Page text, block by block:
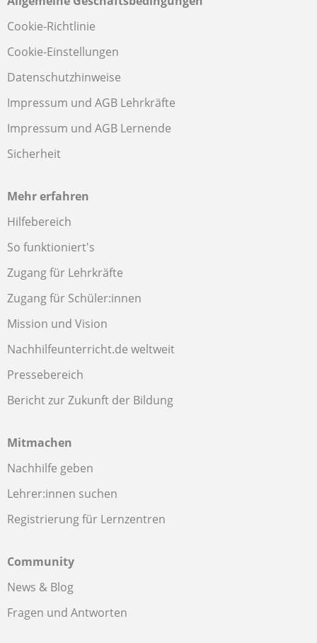
Cookie-Richtlinie
Cookie-Einstellungen
Datenschutzhinweise
Impressum und AGB Lehrkräfte
Impressum und AGB Lernende
Sicherheit
Mehr erfahren
Hilfebereich
So funktioniert's
Zugang für Lehrkräfte
Zugang für Schüler:innen
Mission und Vision
Nachhilfeunterricht.de weltweit
Pressebereich
Bericht zur Zukunft der Bildung
Mitmachen
Nachhilfe geben
Lehrer:innen suchen
Registrierung für Lernzentren
Community
News & Blog
Fragen und Antworten